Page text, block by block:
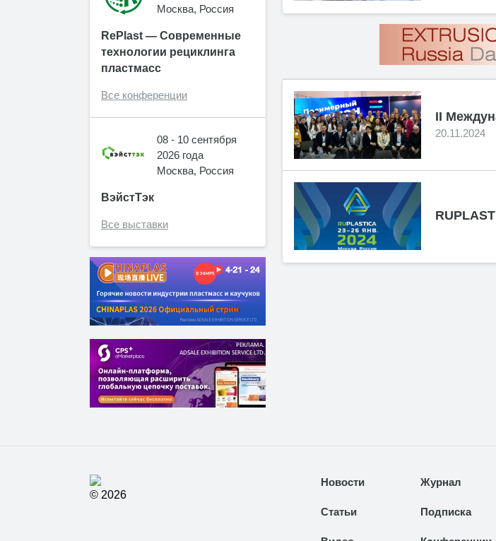
Москва, Россия
RePlast — Современные
технологии рециклинга
пластмасс
Все конференции
08 - 10 сентября
2026 года
Москва, Россия
ВэйстТэк
Все выставки
II
20.11.2024
© 2026
Новости
Статьи
Журнал
Подписка